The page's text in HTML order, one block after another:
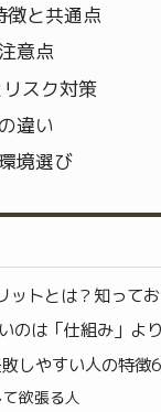
徴と共通点
意点
スク対策
違い
境選び
ットとは？知って
のは「仕組み」よ
敗しやすい人の特徴
欲張る人